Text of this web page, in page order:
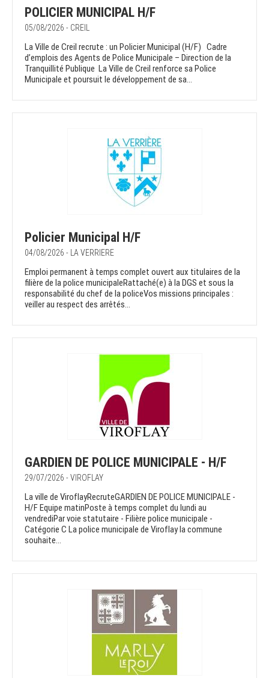
POLICIER MUNICIPAL H/F
05/08/2026 - CREIL
La Ville de Creil recrute : un Policier Municipal (H/F) Cadre
d’emplois des Agents de Police Municipale – Direction de la
Tranquillité Publique La Ville de Creil renforce sa Police
Municipale et poursuit le développement de sa...
Policier Municipal H/F
04/08/2026 - LA VERRIERE
Emploi permanent à temps complet ouvert aux titulaires de la
filière de la police municipaleRattaché(e) à la DGS et sous la
responsabilité du chef de la policeVos missions principales :
veiller au respect des arrêtés...
GARDIEN DE POLICE MUNICIPALE - H/F
29/07/2026 - VIROFLAY
La ville de ViroflayRecruteGARDIEN DE POLICE MUNICIPALE -
H/F Equipe matinPoste à temps complet du lundi au
vendrediPar voie statutaire - Filière police municipale -
Catégorie C La police municipale de Viroflay la commune
souhaite...